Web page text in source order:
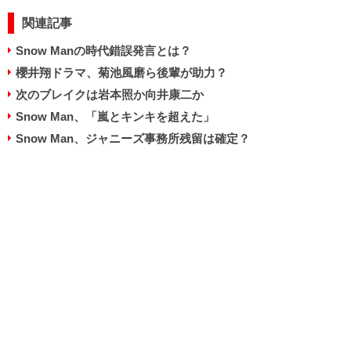
関連記事
Snow Manの時代錯誤発言とは？
櫻井翔ドラマ、菊池風磨ら後輩が助力？
次のブレイクは岩本照か向井康二か
Snow Man、「嵐とキンキを超えた」
Snow Man、ジャニーズ事務所残留は確定？